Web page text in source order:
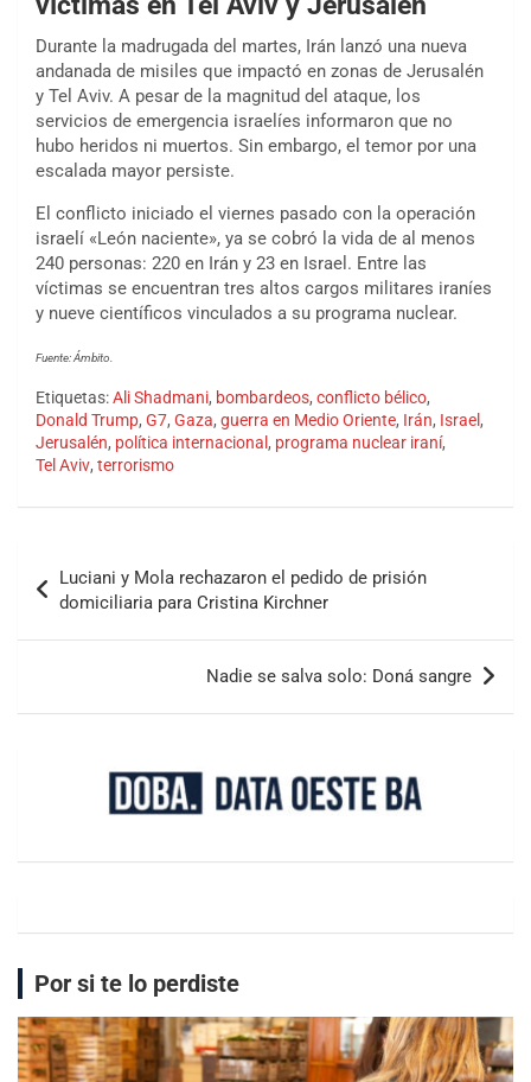
Durante la madrugada del martes, Irán lanzó una nueva
andanada de misiles que impactó en zonas de Jerusalén
y Tel Aviv. A pesar de la magnitud del ataque, los
servicios de emergencia israelíes informaron que no
hubo heridos ni muertos. Sin embargo, el temor por una
escalada mayor persiste.
El conflicto iniciado el viernes pasado con la operación
israelí «León naciente», ya se cobró la vida de al menos
240 personas: 220 en Irán y 23 en Israel. Entre las
víctimas se encuentran tres altos cargos militares iraníes
y nueve científicos vinculados a su programa nuclear.
Fuente: Ámbito.
Etiquetas:Ali Shadmani, bombardeos, conflicto bélico,
Donald Trump, G7, Gaza, guerra en Medio Oriente, Irán, Israel,
Jerusalén, política internacional , programa nuclear iraní,
Tel Aviv, terrorismo
Luciani y Mola rechazaron el pedido de prisión
domiciliaria para Cristina Kirchner
Nadie se salva solo: Doná sangre
Por si te lo perdiste